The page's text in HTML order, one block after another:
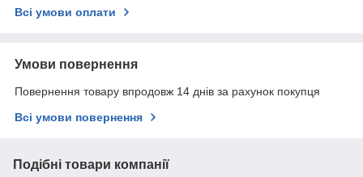
Всі умови оплати
Умови повернення
Повернення товару впродовж 14 днів за рахунок покупця
Всі умови повернення
Подібні товари компанії